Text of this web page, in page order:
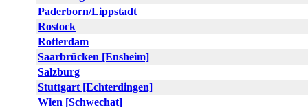
Paderborn/Lippstadt
Rostock
Rotterdam
Saarbrücken [Ensheim]
Salzburg
Stuttgart [Echterdingen]
Wien [Schwechat]